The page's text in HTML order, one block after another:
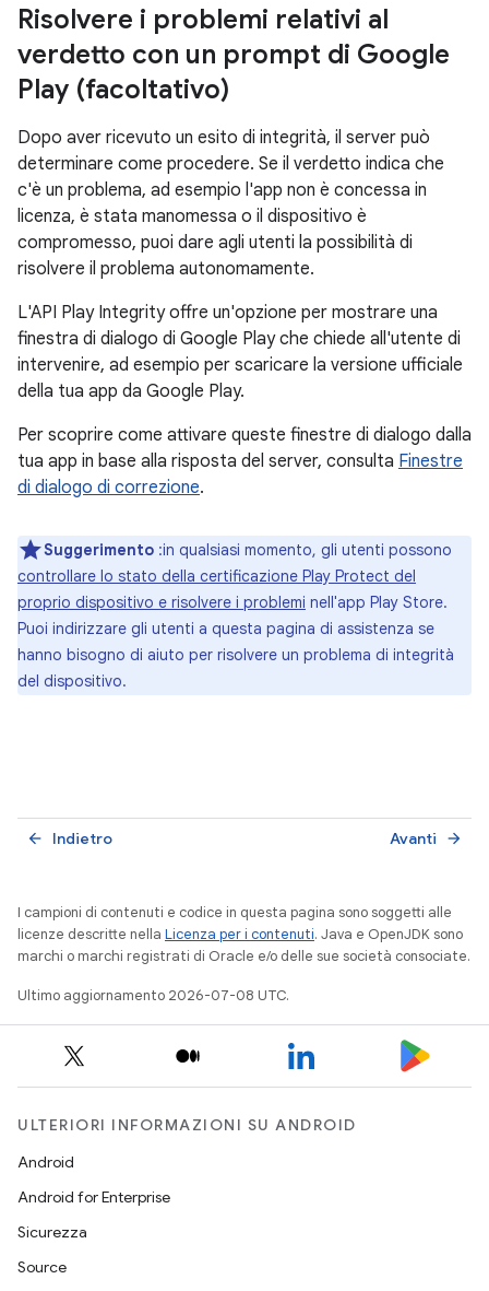
Risolvere i problemi relativi al
verdetto con un prompt di Google
Play (facoltativo)
Dopo aver ricevuto un esito di integrità, il server può
determinare come procedere. Se il verdetto indica che
c'è un problema, ad esempio l'app non è concessa in
licenza, è stata manomessa o il dispositivo è
compromesso, puoi dare agli utenti la possibilità di
risolvere il problema autonomamente.
L'API Play Integrity offre un'opzione per mostrare una
finestra di dialogo di Google Play che chiede all'utente di
intervenire, ad esempio per scaricare la versione ufficiale
della tua app da Google Play.
Per scoprire come attivare queste finestre di dialogo dalla
tua app in base alla risposta del server, consulta Finestre
di dialogo di correzione.
Suggerimento :in qualsiasi momento, gli utenti possono
controllare lo stato della certificazione Play Protect del
proprio dispositivo e risolvere i problemi nell'app Play Store.
Puoi indirizzare gli utenti a questa pagina di assistenza se
hanno bisogno di aiuto per risolvere un problema di integrità
del dispositivo.
Indietro
arrow_back Avanti arrow_forward
I campioni di contenuti e codice in questa pagina sono soggetti alle
licenze descritte nella Licenza per i contenuti. Java e OpenJDK sono
marchi o marchi registrati di Oracle e/o delle sue società consociate.
Ultimo aggiornamento 2026-07-08 UTC.
ULTERIORI INFORMAZIONI SU ANDROID
Android
Android for Enterprise
Sicurezza
Source